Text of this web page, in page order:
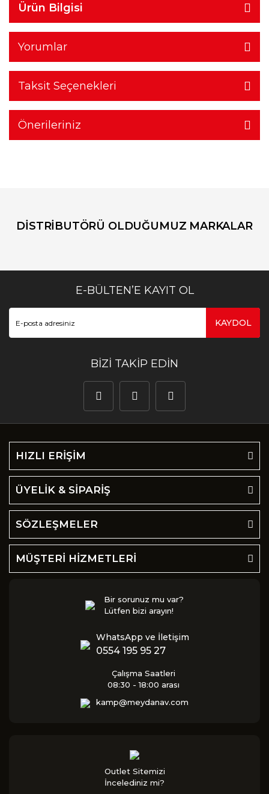
Ürün Bilgisi
Yorumlar
Taksit Seçenekleri
Önerileriniz
DİSTRİBUTÖRÜ OLDUĞUMUZ MARKALAR
E-BÜLTEN’E KAYIT OL
KAYDOL
BİZİ TAKİP EDİN
HIZLI ERİŞİM
ÜYELİK & SİPARİŞ
SÖZLEŞMELER
MÜŞTERİ HİZMETLERİ
Bir sorunuz mu var?
Lütfen bizi arayın!
WhatsApp ve İletişim
0554 195 95 27
Çalışma Saatleri
08:30 - 18:00 arası
kamp@meydanav.com
Outlet Sitemizi
İncelediniz mi?